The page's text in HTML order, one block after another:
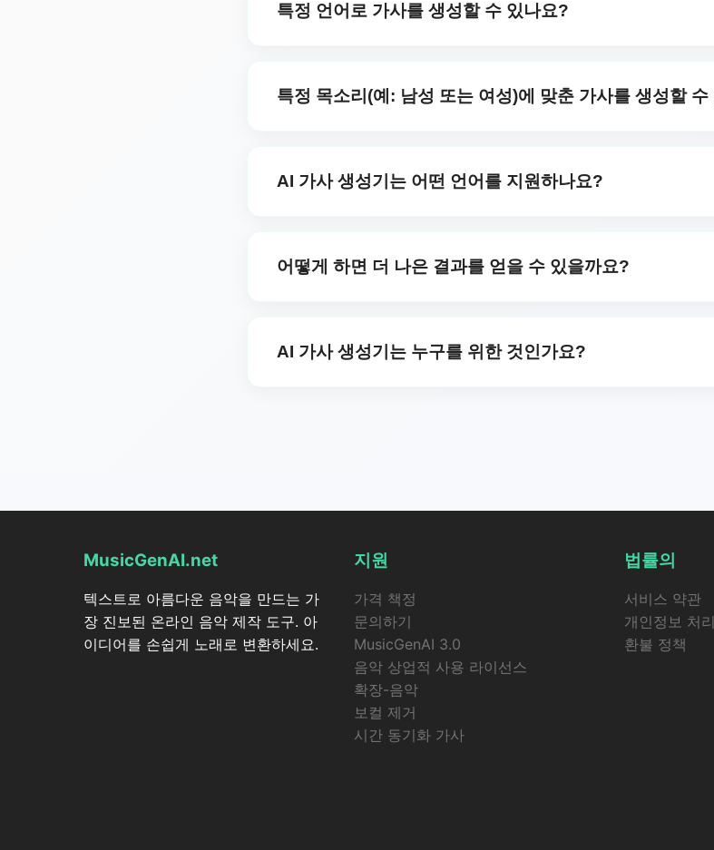
특정 언어로 가사를 생성할 수 있나요?
특정 목소리(예: 남성 또는 여성)에 맞춘 가사를 생성할 수
AI 가사 생성기는 어떤 언어를 지원하나요?
드어, 스웨덴어, 체코어, 에스토니아어를 포함한 다양한 언어를 지원합
어떻게 하면 더 나은 결과를 얻을 수 있을까요?
AI 가사 생성기는 누구를 위한 것인가요?
MusicGenAI.net
텍스트로 아름다운 음악을 만드는 가
장 진보된 온라인 음악 제작 도구. 아
이디어를 손쉽게 노래로 변환하세요.
지원
가격 책정
문의하기
MusicGenAI 3.0
음악 상업적 사용 라이선스
확장-음악
보컬 제거
시간 동기화 가사
법률의
서비스 약관
개인정보 처
환불 정책